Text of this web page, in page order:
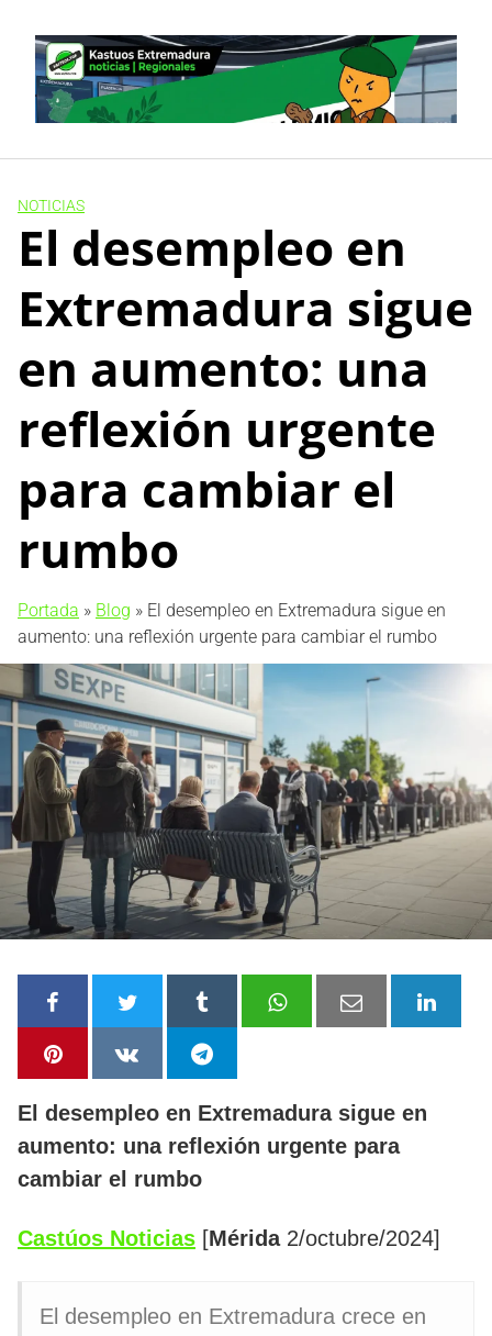
content
NOTICIAS
El desempleo en
Extremadura sigue
en aumento: una
reflexión urgente
para cambiar el
rumbo
Portada » Blog » El desempleo en Extremadura sigue en
aumento: una reflexión urgente para cambiar el rumbo
El desempleo en Extremadura sigue en
aumento: una reflexión urgente para
cambiar el rumbo
Castúos Noticias [Mérida2/octubre/2024]
El desempleo en Extremadura crece en